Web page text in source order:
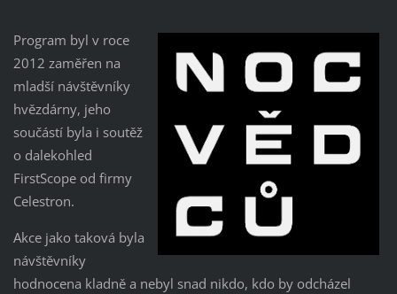
Program byl v roce
2012 zaměřen na
mladší návštěvníky
hvězdárny, jeho
součástí byla i soutěž
o dalekohled
FirstScope od firmy
Celestron.
Akce jako taková byla
návštěvníky
hodnocena kladně a nebyl snad nikdo, kdo by odcházel